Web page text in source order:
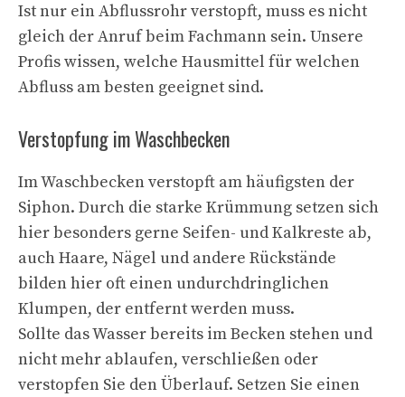
Ist nur ein Abflussrohr verstopft, muss es nicht
gleich der Anruf beim Fachmann sein. Unsere
Profis wissen, welche Hausmittel für welchen
Abfluss am besten geeignet sind.
Verstopfung im Waschbecken
Im Waschbecken verstopft am häufigsten der
Siphon. Durch die starke Krümmung setzen sich
hier besonders gerne Seifen- und Kalkreste ab,
auch Haare, Nägel und andere Rückstände
bilden hier oft einen undurchdringlichen
Klumpen, der entfernt werden muss.
Sollte das Wasser bereits im Becken stehen und
nicht mehr ablaufen, verschließen oder
verstopfen Sie den Überlauf. Setzen Sie einen